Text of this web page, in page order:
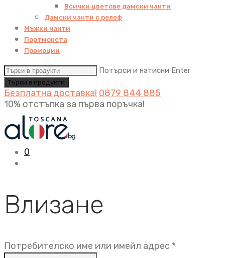
Всички цветове дамски чанти
Дамски чанти с релеф
Мъжки чанти
Портмонета
Промоции
Потърси и натисни Enter
Безплатна доставка! 0879 844 885
10% отстъпка за първа поръчка!
0
Влизане
Потребителско име или имейл адрес *